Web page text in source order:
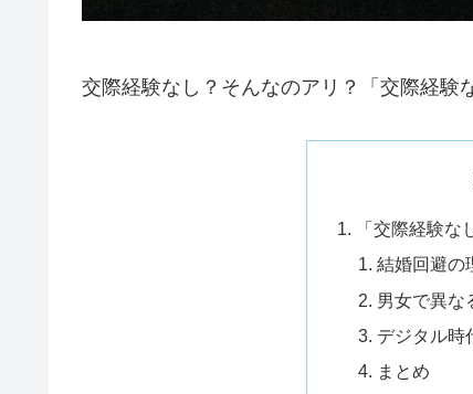
交際経験なし？そんなのアリ？「交際経験
「交際経験な
結婚回避の
男女で異な
デジタル時
まとめ